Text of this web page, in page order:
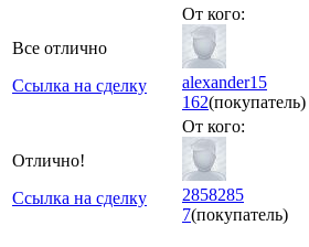
Все отлично
Ссылка на сделку
От кого:
alexander15
162(покупатель)
Отлично!
Ссылка на сделку
От кого:
2858285
7(покупатель)